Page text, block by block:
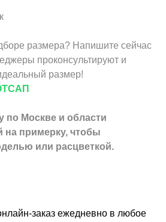
размера? Напишите сейчас
проконсультируют и
размер!
по Москве и области
на примерку, чтобы
или расцветкой.
заказ ежедневно в любое